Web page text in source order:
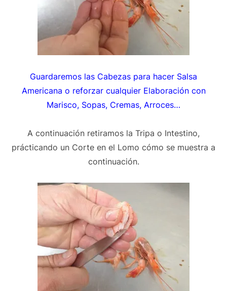
Guardaremos las Cabezas para hacer Salsa
Americana o reforzar cualquier Elaboración con
Marisco, Sopas, Cremas, Arroces…
A continuación retiramos la Tripa o Intestino,
prácticando un Corte en el Lomo cómo se muestra a
continuación.